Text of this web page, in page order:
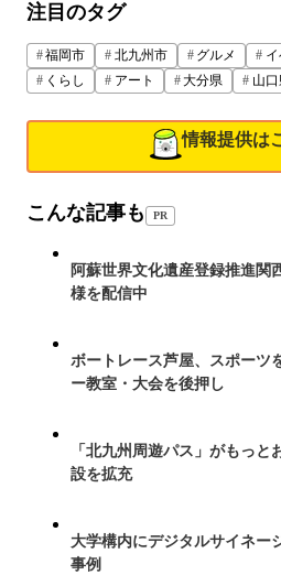
注目のタグ
福岡市 北九州市 グルメ
くらし
アート 大分県 山
情報提供は
こんな記事も PR
阿蘇世界文化遺産登録推進
様を配信中
ボートレース芦屋、スポー
ー教室・大会を後押し
「北九州周遊パス」がもっ
設を拡充
大学構内にデジタルサイネ
事例